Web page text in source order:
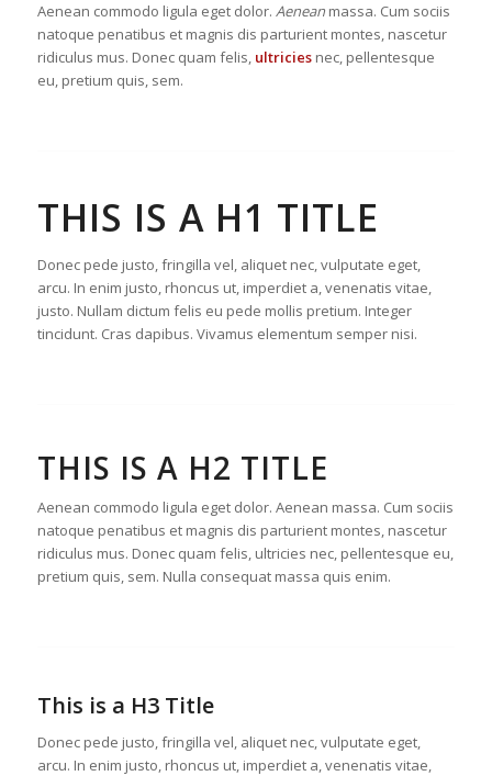
Aenean commodo ligula eget dolor. Aeneanmassa. Cum sociis
natoque penatibus et magnis dis parturient montes, nascetur
ridiculus mus. Donec quam felis, ultriciesnec, pellentesque
eu, pretium quis, sem.
THIS IS A H1 TITLE
Donec pede justo, fringilla vel, aliquet nec, vulputate eget,
arcu. In enim justo, rhoncus ut, imperdiet a, venenatis vitae,
justo. Nullam dictum felis eu pede mollis pretium. Integer
tincidunt. Cras dapibus. Vivamus elementum semper nisi.
THIS IS A H2 TITLE
Aenean commodo ligula eget dolor. Aenean massa. Cum sociis
natoque penatibus et magnis dis parturient montes, nascetur
ridiculus mus. Donec quam felis, ultricies nec, pellentesque eu,
pretium quis, sem. Nulla consequat massa quis enim.
This is a H3 Title
Donec pede justo, fringilla vel, aliquet nec, vulputate eget,
arcu. In enim justo, rhoncus ut, imperdiet a, venenatis vitae,